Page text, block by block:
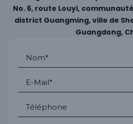
No. 6, route Louyi,
district Guangming, ville de
Guangdong,